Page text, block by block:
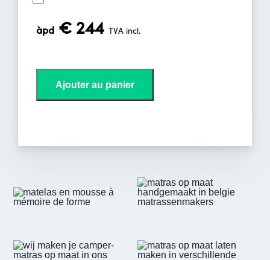
àpd € 244TVA incl.
Ajouter au panier